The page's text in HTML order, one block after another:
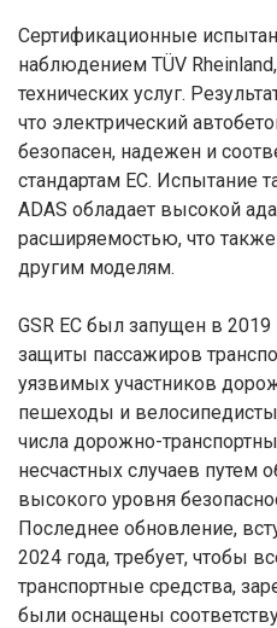
Сертификационные
наблюдением TÜV
технических услуг.
что электрический
безопасен, надежен и
стандартам ЕС. Испытание
ADAS обладает высокой
расширяемостью, что
другим моделям.
GSR ЕС был запущен в
защиты пассажиров
уязвимых участников
пешеходы и
числа дорожно-
несчастных случаев путем
высокого уровня
Последнее обновление,
2024 года, требует, чтобы
транспортные средства,
были оснащены